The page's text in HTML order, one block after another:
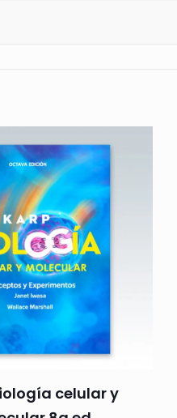
identificar múltiples
celular y